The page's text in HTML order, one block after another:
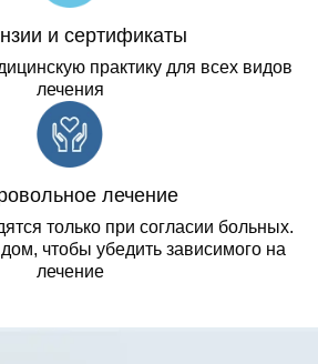
и сертификаты
практику для всех видов
лечения
лечение
только при согласии больных.
чтобы убедить зависимого на
лечение